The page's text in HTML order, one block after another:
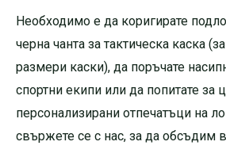
Необходимо е да коригирате
черна чанта за тактическа каска
размери каски), да поръчате
спортни екипи или да попитате за
персонализирани отпечатъци на
свържете се с нас, за да обсъдим